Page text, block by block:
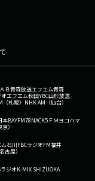
Ｂ青森放送エフエム青森
オエフエム秋田YBC山形放送
（札幌） NHK AM（仙台）
本BAYFM78NACK5 ＦＭヨコハマ
）
石川FBCラジオFM福井
古屋）
ラジオK-MIX SHIZUOKA